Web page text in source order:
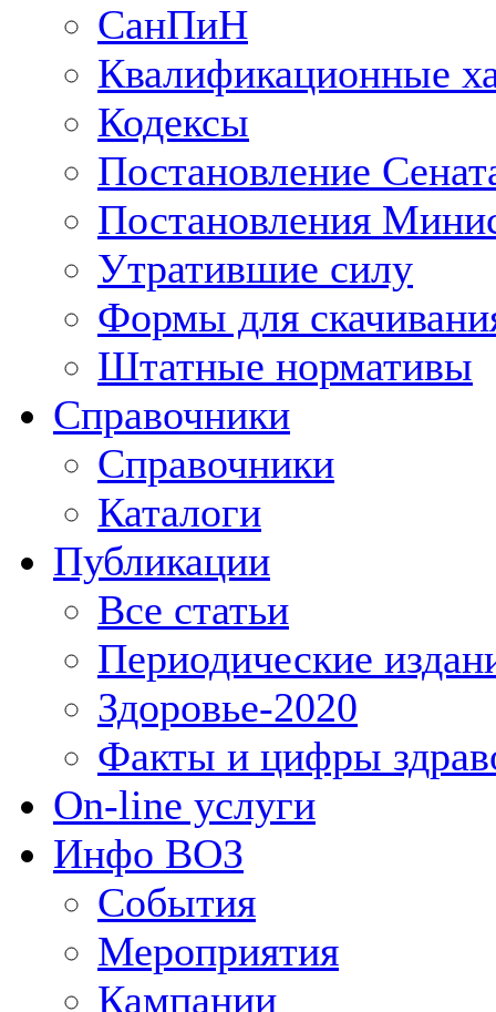
СанПиН
Квалификационные
Кодексы
Постановление
Постановления
Утратившие силу
Формы для
Штатные нормативы
Справочники
Справочники
Каталоги
Публикации
Все статьи
Периодические
Здоровье-2020
Факты и цифры
On-line услуги
Инфо ВОЗ
События
Мероприятия
Кампании